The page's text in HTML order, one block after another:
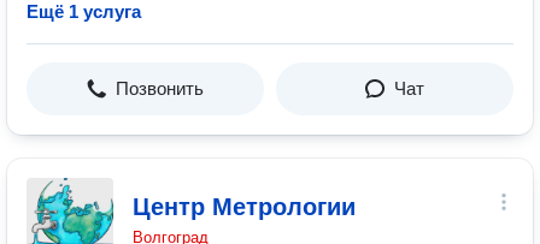
Ещё 1 услуга
Позвонить Чат
Центр Метрологии
Волгоград